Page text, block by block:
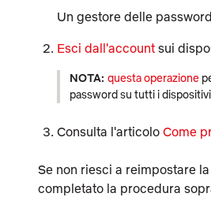
Un gestore delle
Esci dall'account sui
NOTA: questa operazione
password su tutti i
Consulta l'articolo Come
Se non riesci a reimpostare
completato la procedura